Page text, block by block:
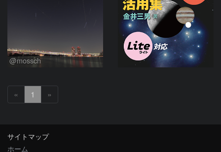
@mossch
« 1 »
サイトマップ
ホーム